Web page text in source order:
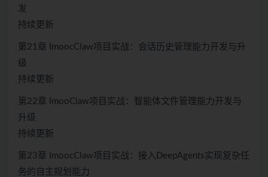
发
持续更新
第21章 ImoocClaw项目实战：会话历史管理能力开发与升
级
持续更新
第22章 ImooClaw项目实战：智能体文件管理能力开发与
升级
持续更新
第23章 ImoocClaw项目实战：接入DeepAgents实现复杂任
务的自主规划能力